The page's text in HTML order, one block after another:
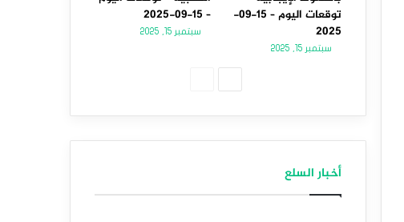
توقعات اليوم – 15-09-
2025
سبتمبر 15, 2025
– 15-09-2025
سبتمبر 15, 2025
أخبار السلع